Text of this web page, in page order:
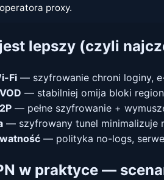
proxy.
lepszy (czyli
Fi— szyfrowanie chroni loginy,
— stabilniej omija bloki
— pełne szyfrowanie +
— szyfrowany tunel minimalizuje
— polityka no-logs,
w praktyce —